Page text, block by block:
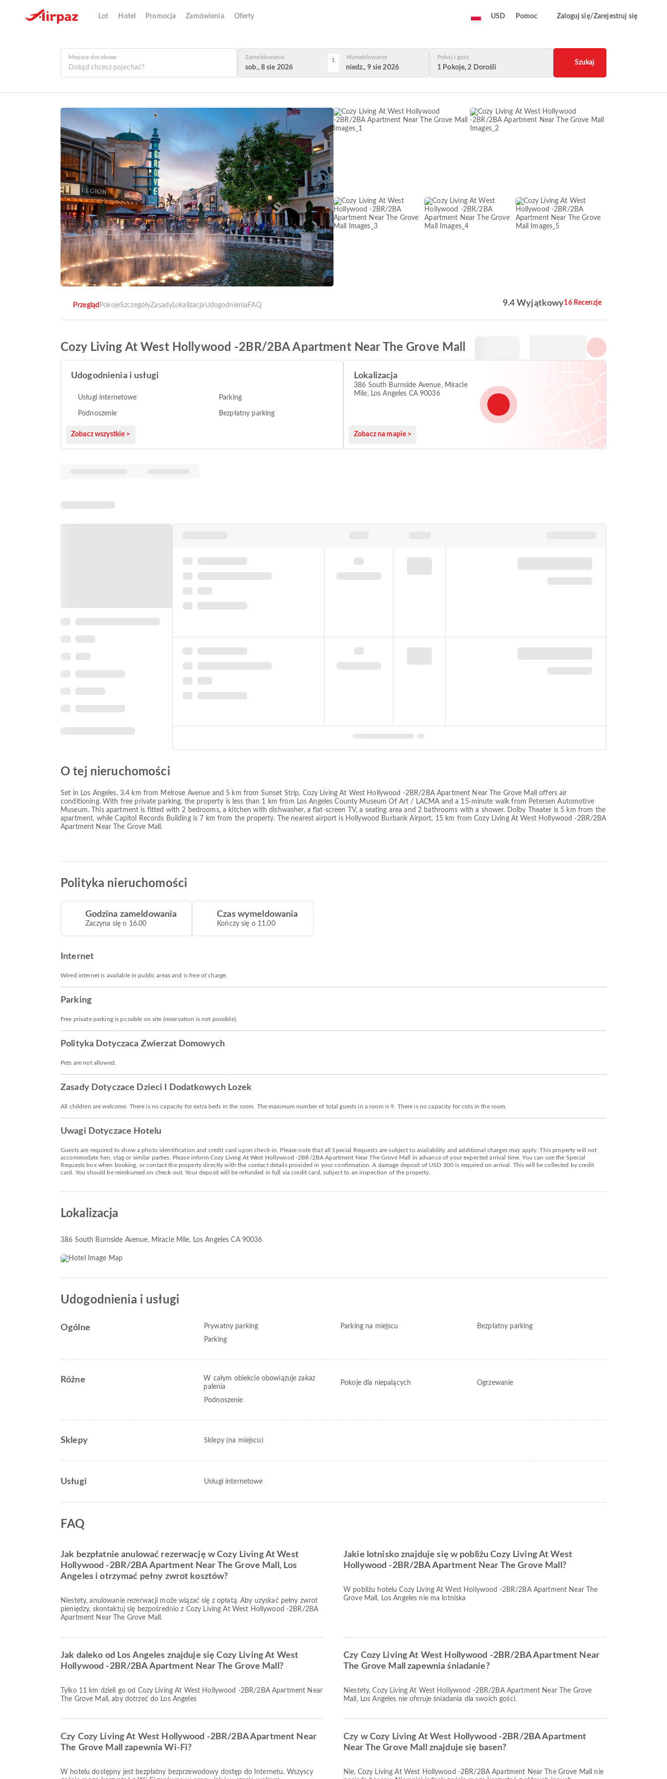
Lot Hotel Promocja Zamówienia Oferty USD Pomoc Zaloguj się/Zarejestruj się
Miejsce docelowe Zameldowanie
sob., 8 sie 2026
1 Wymeldowanie
niedz., 9 sie 2026
Pokój i gość
1 Pokoje, 2 Dorośli
Szukaj
Przegląd PokojeSzczegółyZasadyLokalizacja Udogodnienia FAQ 9.4 Wyjątkowy16 Recenzje
Cozy Living At West Hollywood -2BR/2BA Apartment Near The Grove Mall
Udogodnienia i usługi
Usługi internetowe Parking
Podnoszenie Bezpłatny parking
Zobacz wszystkie >
Lokalizacja
386 South Burnside Avenue, Miracle
Mile, Los Angeles CA 90036
Zobacz na mapie >
O tej nieruchomości
Set in Los Angeles, 3.4 km from Melrose Avenue and 5 km from Sunset Strip, Cozy Living At West Hollywood -2BR/2BA Apartment Near The Grove Mall offers air
conditioning. With free private parking, the property is less than 1 km from Los Angeles County Museum Of Art / LACMA and a 15-minute walk from Petersen Automotive
Museum. This apartment is fitted with 2 bedrooms, a kitchen with dishwasher, a flat-screen TV, a seating area and 2 bathrooms with a shower. Dolby Theater is 5 km from the
apartment, while Capitol Records Building is 7 km from the property. The nearest airport is Hollywood Burbank Airport, 15 km from Cozy Living At West Hollywood -2BR/2BA
Apartment Near The Grove Mall.
Polityka nieruchomości
Godzina zameldowania
Zaczyna się o 16.00
Czas wymeldowania
Kończy się o 11.00
Internet
Wired internet is available in public areas and is free of charge.
Parking
Free private parking is possible on site (reservation is not possible).
Polityka Dotyczaca Zwierzat Domowych
Pets are not allowed.
Zasady Dotyczace Dzieci I Dodatkowych Lozek
All children are welcome. There is no capacity for extra beds in the room. The maximum number of total guests in a room is 9. There is no capacity for cots in the room.
Uwagi Dotyczace Hotelu
Guests are required to show a photo identification and credit card upon check-in. Please note that all Special Requests are subject to availability and additional charges may apply. This property will not
accommodate hen, stag or similar parties. Please inform Cozy Living At West Hollywood -2BR/2BA Apartment Near The Grove Mall in advance of your expected arrival time. You can use the Special
Requests box when booking, or contact the property directly with the contact details provided in your confirmation. A damage deposit of USD 300 is required on arrival. This will be collected by credit
card. You should be reimbursed on check-out. Your deposit will be refunded in full via credit card, subject to an inspection of the property.
Lokalizacja
386 South Burnside Avenue, Miracle Mile, Los Angeles CA 90036
Udogodnienia i usługi
Ogólne Prywatny parking Parking na miejscu
Bezpłatny parking
Parking
Różne
W całym obiekcie obowiązuje zakaz
palenia
Pokoje dla niepalących Ogrzewanie
Podnoszenie
Sklepy Sklepy (na miejscu)
Usługi Usługi internetowe
FAQ
Jak bezpłatnie anulować rezerwację w Cozy Living At West
Hollywood -2BR/2BA Apartment Near The Grove Mall, Los
Angeles i otrzymać pełny zwrot kosztów?
Niestety, anulowanie rezerwacji może wiązać się z opłatą. Aby uzyskać pełny zwrot
pieniędzy, skontaktuj się bezpośrednio z Cozy Living At West Hollywood -2BR/2BA
Apartment Near The Grove Mall.
Jakie lotnisko znajduje się w pobliżu Cozy Living At West
Hollywood -2BR/2BA Apartment Near The Grove Mall?
W pobliżu hotelu Cozy Living At West Hollywood -2BR/2BA Apartment Near The
Grove Mall, Los Angeles nie ma lotniska
Jak daleko od Los Angeles znajduje się Cozy Living At West
Hollywood -2BR/2BA Apartment Near The Grove Mall?
Tylko 11 km dzieli go od Cozy Living At West Hollywood -2BR/2BA Apartment Near
The Grove Mall, aby dotrzeć do Los Angeles
Czy Cozy Living At West Hollywood -2BR/2BA Apartment Near
The Grove Mall zapewnia śniadanie?
Niestety, Cozy Living At West Hollywood -2BR/2BA Apartment Near The Grove
Mall, Los Angeles nie oferuje śniadania dla swoich gości.
Czy Cozy Living At West Hollywood -2BR/2BA Apartment Near
The Grove Mall zapewnia Wi-Fi?
W hotelu dostępny jest bezpłatny bezprzewodowy dostęp do Internetu. Wszyscy
Czy w Cozy Living At West Hollywood -2BR/2BA Apartment
Near The Grove Mall znajduje się basen?
Nie, Cozy Living At West Hollywood -2BR/2BA Apartment Near The Grove Mall nie